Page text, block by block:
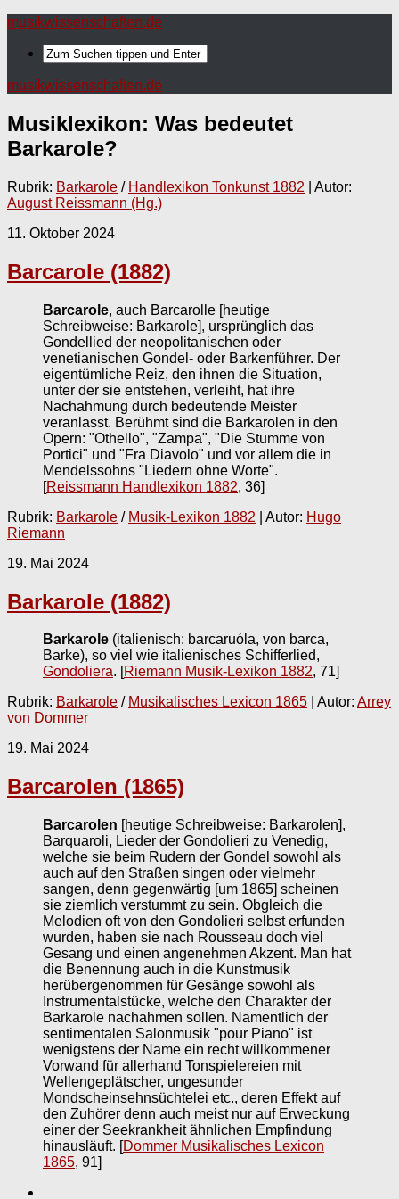
musikwissenschaften.de
musikwissenschaften.de
Musiklexikon: Was bedeutet
Barkarole?
Rubrik: Barkarole / Handlexikon Tonkunst 1882 | Autor:
August Reissmann (Hg.)
11. Oktober 2024
Barcarole (1882)
Barcarole, auch Barcarolle [heutige
Schreibweise: Barkarole], ursprünglich das
Gondellied der neopolitanischen oder
venetianischen Gondel- oder Barkenführer. Der
eigentümliche Reiz, den ihnen die Situation,
unter der sie entstehen, verleiht, hat ihre
Nachahmung durch bedeutende Meister
veranlasst. Berühmt sind die Barkarolen in den
Opern: "Othello", "Zampa", "Die Stumme von
Portici" und "Fra Diavolo" und vor allem die in
Mendelssohns "Liedern ohne Worte".
[Reissmann Handlexikon 1882, 36]
Rubrik: Barkarole / Musik-Lexikon 1882 | Autor: Hugo
Riemann
19. Mai 2024
Barkarole (1882)
Barkarole (italienisch: barcaruóla, von barca,
Barke), so viel wie italienisches Schifferlied,
Gondoliera. [Riemann Musik-Lexikon 1882, 71]
Rubrik: Barkarole / Musikalisches Lexicon 1865 | Autor: Arrey
von Dommer
19. Mai 2024
Barcarolen (1865)
Barcarolen [heutige Schreibweise: Barkarolen],
Barquaroli, Lieder der Gondolieri zu Venedig,
welche sie beim Rudern der Gondel sowohl als
auch auf den Straßen singen oder vielmehr
sangen, denn gegenwärtig [um 1865] scheinen
sie ziemlich verstummt zu sein. Obgleich die
Melodien oft von den Gondolieri selbst erfunden
wurden, haben sie nach Rousseau doch viel
Gesang und einen angenehmen Akzent. Man hat
die Benennung auch in die Kunstmusik
herübergenommen für Gesänge sowohl als
Instrumentalstücke, welche den Charakter der
Barkarole nachahmen sollen. Namentlich der
sentimentalen Salonmusik "pour Piano" ist
wenigstens der Name ein recht willkommener
Vorwand für allerhand Tonspielereien mit
Wellengeplätscher, ungesunder
Mondscheinsehnsüchtelei etc., deren Effekt auf
den Zuhörer denn auch meist nur auf Erweckung
einer der Seekrankheit ähnlichen Empfindung
hinausläuft. [Dommer Musikalisches Lexicon
1865, 91]